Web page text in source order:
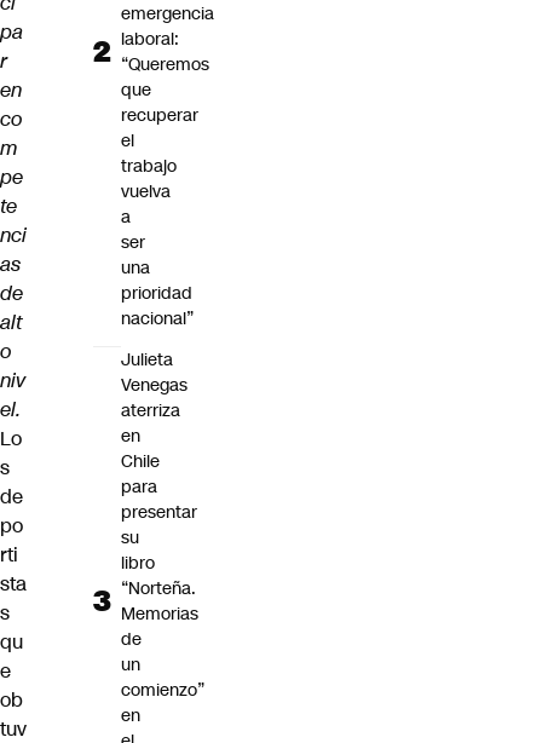
pa
r
en
co
m
pe
te
nci
as
de
alt
o
niv
el.
Lo
s
de
po
rti
sta
s
qu
e
ob
tuv
emergencia
laboral:
“Queremos
que
recuperar
el
trabajo
vuelva
a
ser
una
prioridad
nacional”
Julieta
Venegas
aterriza
en
Chile
para
presentar
su
libro
“Norteña.
Memorias
de
un
comienzo”
en